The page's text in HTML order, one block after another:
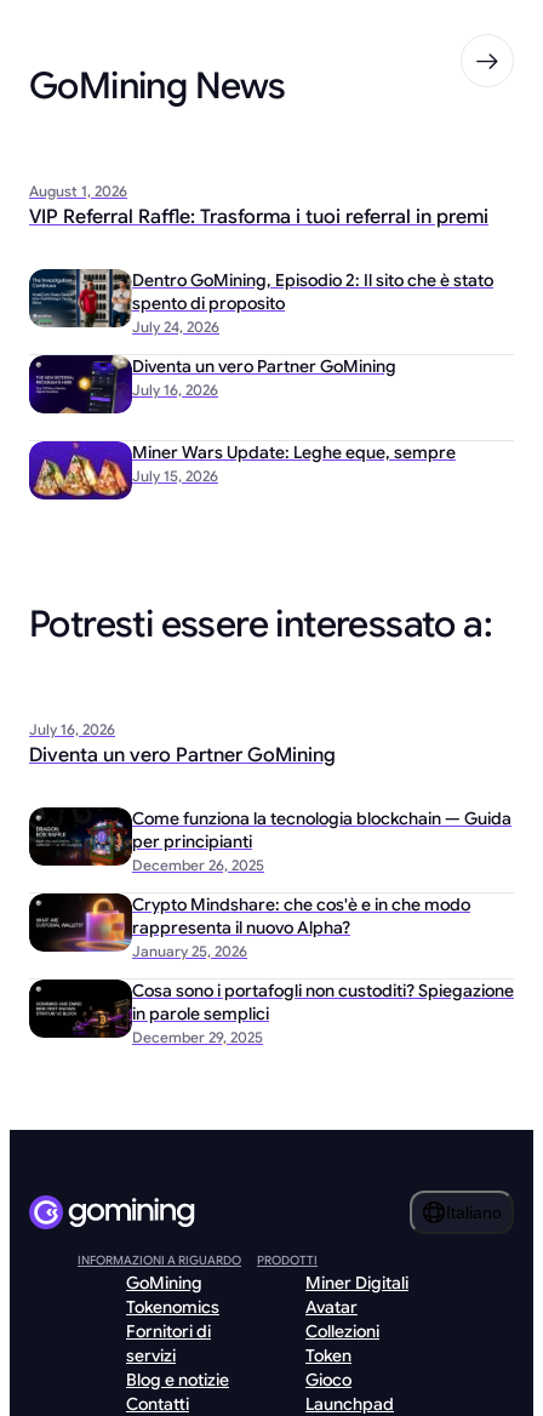
GoMining News
August 1, 2026
VIP Referral Raffle: Trasforma i tuoi referral in premi
July 24, 2026
Dentro GoMining, Episodio 2: Il sito che è stato
spento di proposito
July 16, 2026
Diventa un vero Partner GoMining
July 15, 2026
Miner Wars Update: Leghe eque, sempre
Potresti essere interessato a:
July 16, 2026
Diventa un vero Partner GoMining
December 26, 2025
Come funziona la tecnologia blockchain — Guida
per principianti
January 25, 2026
Crypto Mindshare: che cos'è e in che modo
rappresenta il nuovo Alpha?
December 29, 2025
Cosa sono i portafogli non custoditi? Spiegazione
in parole semplici
Italiano
INFORMAZIONI A RIGUARDO
GoMining
Tokenomics
Fornitori di
servizi
Blog e notizie
Contatti
PRODOTTI
Miner Digitali
Avatar
Collezioni
Token
Gioco
Launchpad